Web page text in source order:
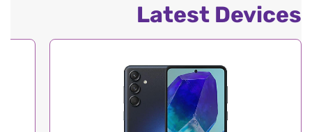
Latest Devices